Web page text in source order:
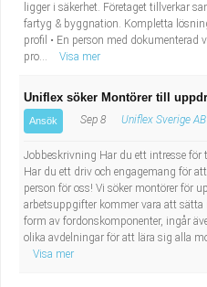
ligger i säkerhet. Företaget tillverkar
fartyg & byggnation. Kompletta
profil • En person med dokumenterad
pro...
Visa mer
Uniflex söker Montörer till
Ansök Sep 8 Uniflex Sverige AB
Jobbeskrivning Har du ett intresse för
Har du ett driv och engagemang för
person för oss! Vi söker montörer för
arbetsuppgifter kommer vara att
form av fordonskomponenter, ingår
olika avdelningar för att lära sig alla
Visa mer